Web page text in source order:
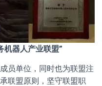
机器人产业联盟”
员单位，同时也为联盟注
联盟原则，坚守联盟职